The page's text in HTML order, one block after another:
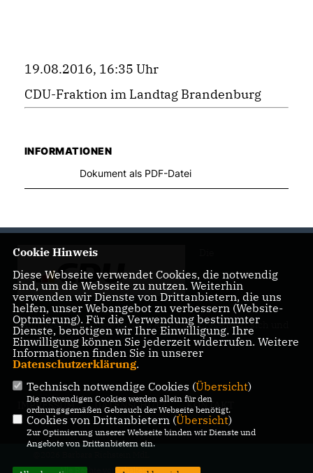
19.08.2016, 16:35 Uhr
CDU-Fraktion im Landtag Brandenburg
INFORMATIONEN
Dokument als PDF-Datei
Landtagsabgeordnete Barbara Richstein präsentiert sich und
ihre politischen Ziele.
IMPRESSUM DATENSCHUTZ KONTAKT
Alle Rechte vorbehalten.
Cookie Hinweis
Diese Webseite verwendet Cookies, die notwendig
sind, um die Webseite zu nutzen. Weiterhin
verwenden wir Dienste von Drittanbietern, die uns
helfen, unser Webangebot zu verbessern (Website-
Optmierung). Für die Verwendung bestimmter
Dienste, benötigen wir Ihre Einwilligung. Ihre
Einwilligung können Sie jederzeit widerrufen. Weitere
Informationen finden Sie in unserer
Datenschutzerklärung.
Technisch notwendige Cookies (Übersicht)
Die notwendigen Cookies werden allein für den
ordnungsgemäßen Gebrauch der Webseite benötigt.
Cookies von Drittanbietern (Übersicht)
Zur Optimierung unserer Webseite binden wir Dienste und
Angebote von Drittanbietern ein.